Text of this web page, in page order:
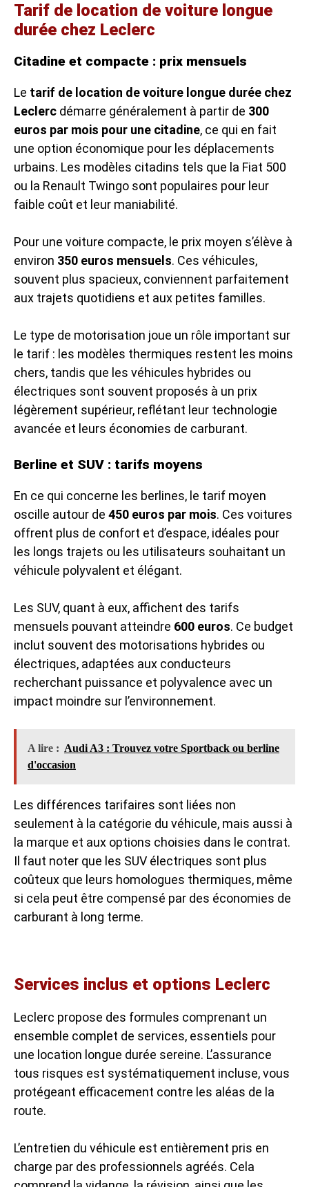
Tarif de location de voiture longue
durée chez Leclerc
Citadine et compacte : prix mensuels
Le tarif de location de voiture longue durée chez
Leclerc démarre généralement à partir de 300
euros par mois pour une citadine, ce qui en fait
une option économique pour les déplacements
urbains. Les modèles citadins tels que la Fiat 500
ou la Renault Twingo sont populaires pour leur
faible coût et leur maniabilité.
Pour une voiture compacte, le prix moyen s’élève à
environ 350 euros mensuels. Ces véhicules,
souvent plus spacieux, conviennent parfaitement
aux trajets quotidiens et aux petites familles.
Le type de motorisation joue un rôle important sur
le tarif : les modèles thermiques restent les moins
chers, tandis que les véhicules hybrides ou
électriques sont souvent proposés à un prix
légèrement supérieur, reflétant leur technologie
avancée et leurs économies de carburant.
Berline et SUV : tarifs moyens
En ce qui concerne les berlines, le tarif moyen
oscille autour de 450 euros par mois. Ces voitures
offrent plus de confort et d’espace, idéales pour
les longs trajets ou les utilisateurs souhaitant un
véhicule polyvalent et élégant.
Les SUV, quant à eux, affichent des tarifs
mensuels pouvant atteindre 600 euros. Ce budget
inclut souvent des motorisations hybrides ou
électriques, adaptées aux conducteurs
recherchant puissance et polyvalence avec un
impact moindre sur l’environnement.
A lire : Audi A3 : Trouvez votre Sportback ou berline
d'occasion
Les différences tarifaires sont liées non
seulement à la catégorie du véhicule, mais aussi à
la marque et aux options choisies dans le contrat.
Il faut noter que les SUV électriques sont plus
coûteux que leurs homologues thermiques, même
si cela peut être compensé par des économies de
carburant à long terme.
Services inclus et options Leclerc
Leclerc propose des formules comprenant un
ensemble complet de services, essentiels pour
une location longue durée sereine. L’assurance
tous risques est systématiquement incluse, vous
protégeant efficacement contre les aléas de la
route.
L’entretien du véhicule est entièrement pris en
charge par des professionnels agréés. Cela